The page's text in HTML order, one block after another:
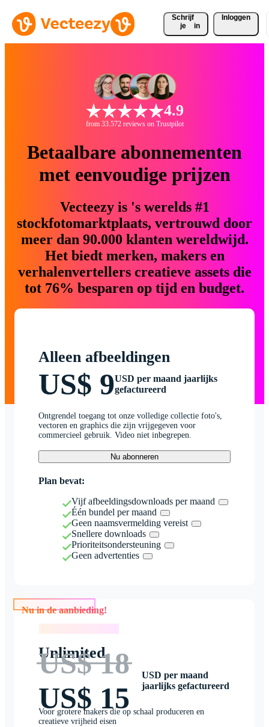
Schrijf
je
in
Inloggen
4.9
from 33.572 reviews on Trustpilot
Betaalbare abonnementen
met eenvoudige prijzen
Vecteezy is 's werelds #1
stockfotomarktplaats, vertrouwd door
meer dan 90.000 klanten wereldwijd.
Het biedt merken, makers en
verhalenvertellers creatieve assets die
tot 76% besparen op tijd en budget.
Alleen afbeeldingen
US$ 9USD per maand jaarlijks
gefactureerd
Ontgrendel toegang tot onze volledige collectie foto's,
vectoren en graphics die zijn vrijgegeven voor
commercieel gebruik. Video niet inbegrepen.
Nu abonneren
Plan bevat:
Vijf afbeeldingsdownloads per maand
Één bundel per maand
Geen naamsvermelding vereist
Snellere downloads
Prioriteitsondersteuning
Geen advertenties
Nu in de aanbieding!
Unlimited
US$ 18
US$ 15
USD per maand
jaarlijks gefactureerd
Voor grotere makers die op schaal produceren en
creatieve vrijheid eisen